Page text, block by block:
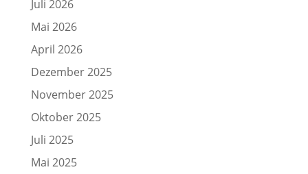
Juli 2026
Mai 2026
April 2026
Dezember 2025
November 2025
Oktober 2025
Juli 2025
Mai 2025